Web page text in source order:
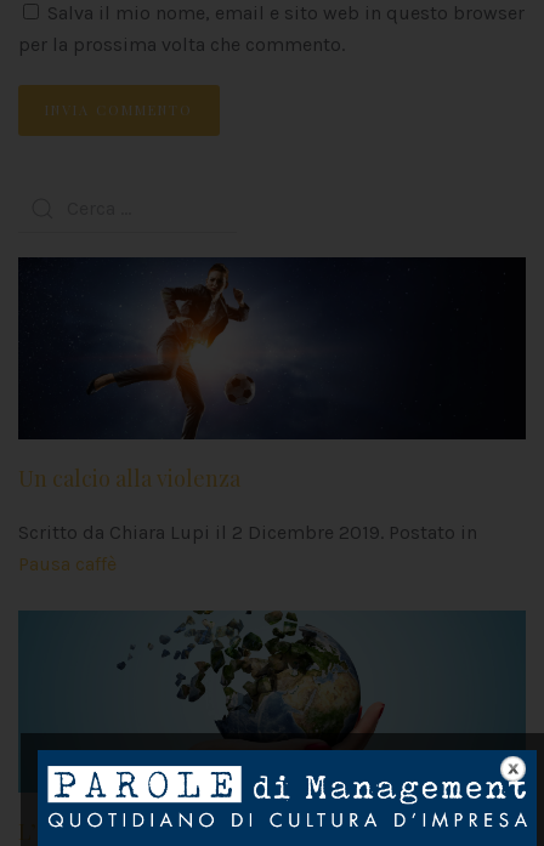
Salva il mio nome, email e sito web in questo browser
per la prossima volta che commento.
INVIA COMMENTO
Un calcio alla violenza
Scritto da Chiara Lupi il 2 Dicembre 2019. Postato in
Pausa caffè
L’onda verde